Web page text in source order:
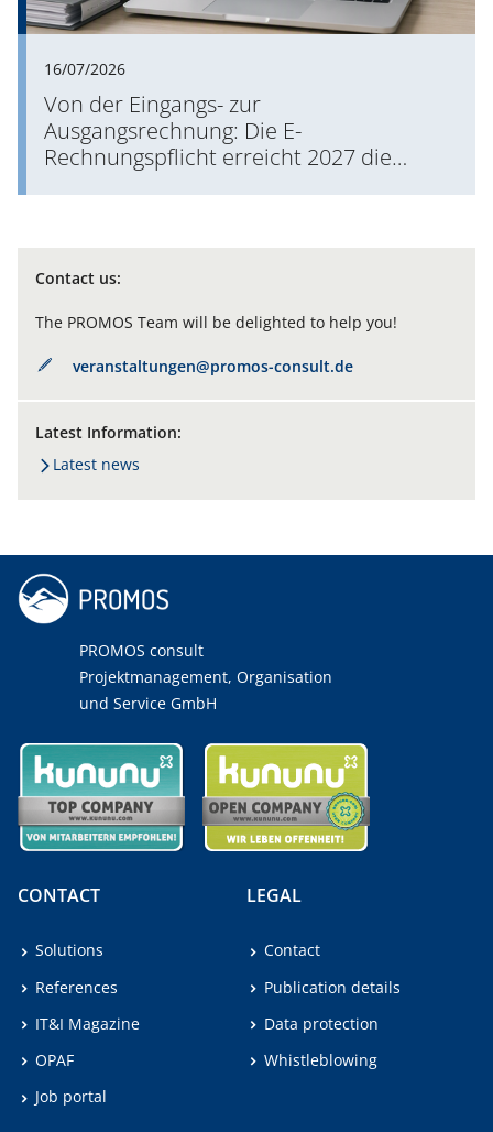
16/07/2026
Von der Eingangs- zur
Ausgangsrechnung: Die E-
Rechnungspflicht erreicht 2027 die
Contact us:
The PROMOS Team will be delighted to help you!
veranstaltungen@promos-consult.de
Latest Information:
Latest news
PROMOS consult
Projektmanagement, Organisation
und Service GmbH
CONTACT
Solutions
References
IT&I Magazine
OPAF
Job portal
LEGAL
Contact
Publication details
Data protection
Whistleblowing